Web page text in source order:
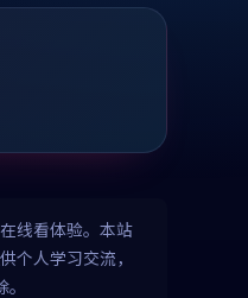
线看体验。本站
个人学习交流，